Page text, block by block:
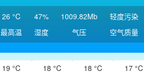
26 °C
最高温
47%
湿度
1009.82Mb
气压
轻度污染
空气质量
19 °C 18 °C 18 °C 17 °C